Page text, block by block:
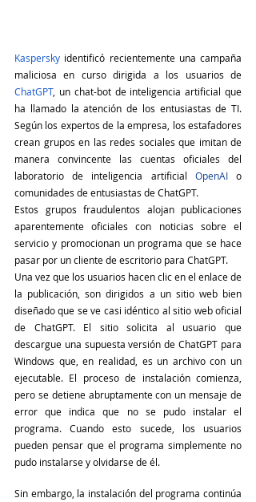
Kaspersky identificó recientemente una campaña
maliciosa en curso dirigida a los usuarios de
ChatGPT, un chat-bot de inteligencia artificial que
ha llamado la atención de los entusiastas de TI.
Según los expertos de la empresa, los estafadores
crean grupos en las redes sociales que imitan de
manera convincente las cuentas oficiales del
laboratorio de inteligencia artificial
OpenAI o
comunidades de entusiastas de ChatGPT.
Estos grupos fraudulentos alojan publicaciones
aparentemente oficiales con noticias sobre el
servicio y promocionan un programa que se hace
pasar por un cliente de escritorio para ChatGPT.
Una vez que los usuarios hacen clic en el enlace de
la publicación, son dirigidos a un sitio web bien
diseñado que se ve casi idéntico al sitio web oficial
de ChatGPT. El sitio solicita al usuario que
descargue una supuesta versión de ChatGPT para
Windows que, en realidad, es un archivo con un
ejecutable. El proceso de instalación comienza,
pero se detiene abruptamente con un mensaje de
error que indica que no se pudo instalar el
programa. Cuando esto sucede, los usuarios
pueden pensar que el programa simplemente no
pudo instalarse y olvidarse de él.
Sin embargo, la instalación del programa continúa